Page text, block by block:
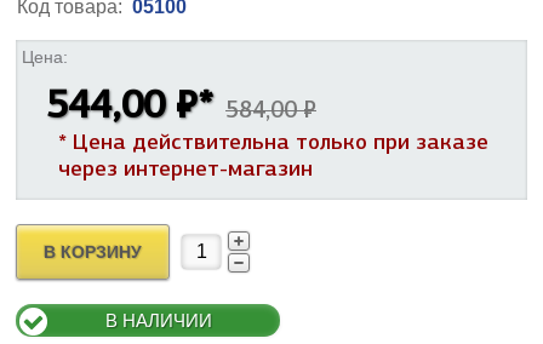
Код товара: 05100
Цена:
544,00 ₽* 584,00 ₽
* Цена действительна только при заказе
через интернет-магазин
В КОРЗИНУ
В НАЛИЧИИ